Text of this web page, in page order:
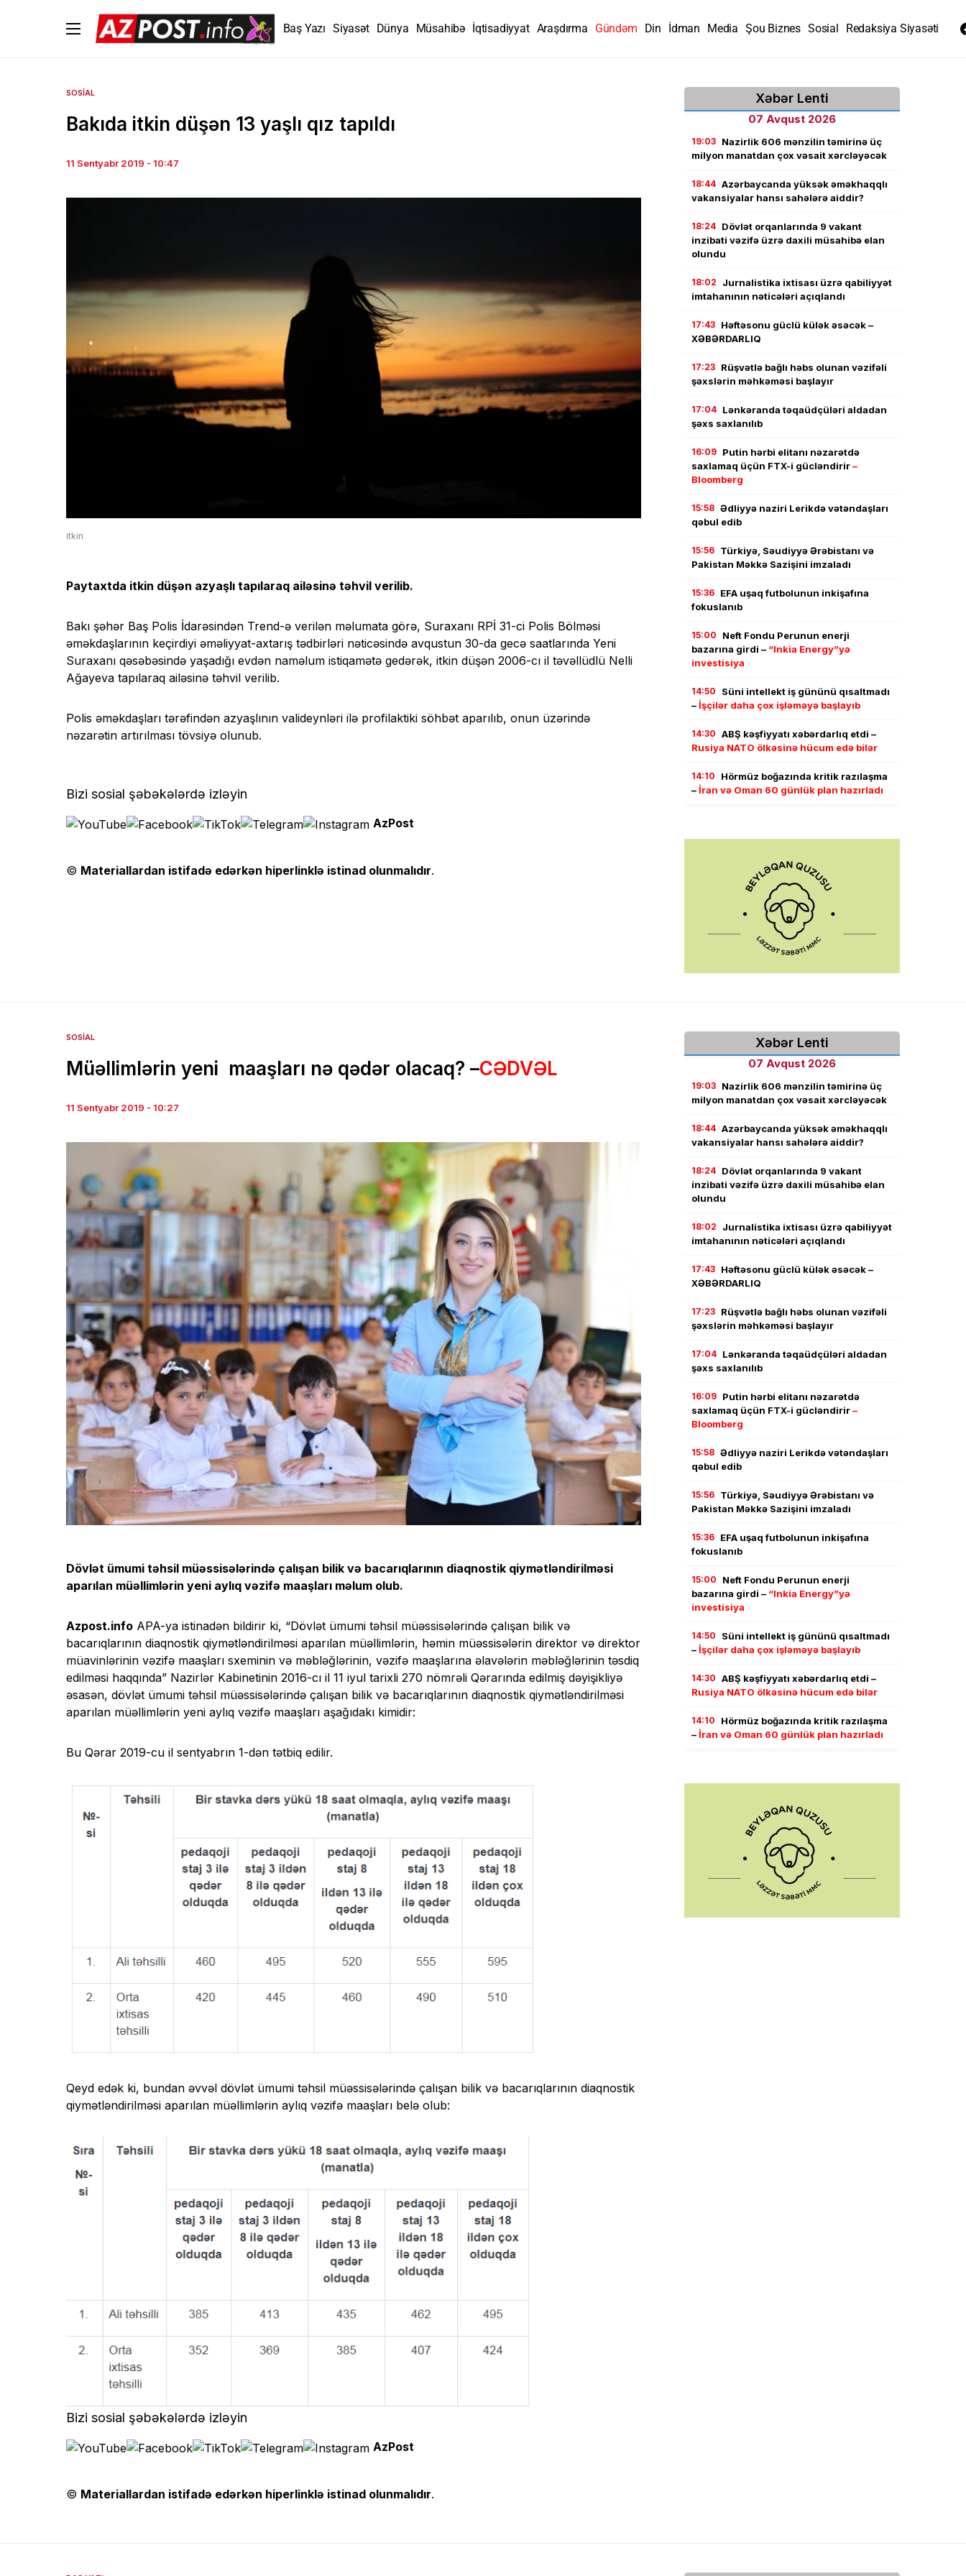
Baş Yazı Siyasət Dünya Müsahibə İqtisadiyyat Araşdırma Gündəm Din İdman Media Şou Biznes Sosial Redaksiya Siyasəti
SOSIAL
Bakıda itkin düşən 13 yaşlı qız tapıldı
11 Sentyabr 2019 - 10:47
itkin
Paytaxtda itkin düşən azyaşlı tapılaraq ailəsinə təhvil verilib.
Bakı şəhər Baş Polis İdarəsindən Trend-ə verilən məlumata görə, Suraxanı RPİ 31-ci Polis Bölməsi
əməkdaşlarının keçirdiyi əməliyyat-axtarış tədbirləri nəticəsində avqustun 30-da gecə saatlarında Yeni
Suraxanı qəsəbəsində yaşadığı evdən naməlum istiqamətə gedərək, itkin düşən 2006-cı il təvəllüdlü Nelli
Ağayeva tapılaraq ailəsinə təhvil verilib.
Polis əməkdaşları tərəfindən azyaşlının valideynləri ilə profilaktiki söhbət aparılıb, onun üzərində
nəzarətin artırılması tövsiyə olunub.
Bizi sosial şəbəkələrdə izləyin
AzPost
© Materiallardan istifadə edərkən hiperlinklə istinad olunmalıdır.
Xəbər Lenti
07 Avqust 2026
19:03 Nazirlik 606 mənzilin təmirinə üç
milyon manatdan çox vəsait xərcləyəcək
18:44 Azərbaycanda yüksək əməkhaqqlı
vakansiyalar hansı sahələrə aiddir?
18:24 Dövlət orqanlarında 9 vakant
inzibati vəzifə üzrə daxili müsahibə elan
olundu
18:02
Jurnalistika ixtisası üzrə qabiliyyət
imtahanının nəticələri açıqlandı
17:43 Həftəsonu güclü külək əsəcək –
XƏBƏRDARLIQ
17:23 Rüşvətlə bağlı həbs olunan vəzifəli
şəxslərin məhkəməsi başlayır
17:04 Lənkəranda təqaüdçüləri aldadan
şəxs saxlanılıb
16:09 Putin hərbi elitanı nəzarətdə
saxlamaq üçün FTX-i gücləndirir–
Bloomberg
15:58 Ədliyyə naziri Lerikdə vətəndaşları
qəbul edib
15:56 Türkiyə, Səudiyyə Ərəbistanı və
Pakistan Məkkə Sazişini imzaladı
15:36 EFA uşaq futbolunun inkişafına
fokuslanıb
15:00
Neft Fondu Perunun enerji
bazarına girdi – “Inkia Energy”yə
investisiya
14:50
Süni intellekt iş gününü qısaltmadı
–İşçilər daha çox işləməyə başlayıb
14:30 ABŞ kəşfiyyatı xəbərdarlıq etdi –
Rusiya NATO ölkəsinə hücum edə bilər
14:10
Hörmüz boğazında kritik razılaşma
–İran və Oman 60 günlük plan hazırladı
SOSIAL
Müəllimlərin yeni maaşları nə qədər olacaq? –CƏDVƏL
11 Sentyabr 2019 - 10:27
Dövlət ümumi təhsil müəssisələrində çalışan bilik və bacarıqlarının diaqnostik qiymətləndirilməsi
aparılan müəllimlərin yeni aylıq vəzifə maaşları məlum olub.
Azpost.info APA-ya istinadən bildirir ki, “Dövlət ümumi təhsil müəssisələrində çalışan bilik və
bacarıqlarının diaqnostik qiymətləndirilməsi aparılan müəllimlərin, həmin müəssisələrin direktor və direktor
müavinlərinin vəzifə maaşları sxeminin və məbləğlərinin, vəzifə maaşlarına əlavələrin məbləğlərinin təsdiq
edilməsi haqqında” Nazirlər Kabinetinin 2016-cı il 11 iyul tarixli 270 nömrəli Qərarında edilmiş dəyişikliyə
əsasən, dövlət ümumi təhsil müəssisələrində çalışan bilik və bacarıqlarının diaqnostik qiymətləndirilməsi
aparılan müəllimlərin yeni aylıq vəzifə maaşları aşağıdakı kimidir:
Bu Qərar 2019-cu il sentyabrın 1-dən tətbiq edilir.
Qeyd edək ki, bundan əvvəl dövlət ümumi təhsil müəssisələrində çalışan bilik və bacarıqlarının diaqnostik
qiymətləndirilməsi aparılan müəllimlərin aylıq vəzifə maaşları belə olub:
Bizi sosial şəbəkələrdə izləyin
AzPost
© Materiallardan istifadə edərkən hiperlinklə istinad olunmalıdır.
Xəbər Lenti
07 Avqust 2026
19:03 Nazirlik 606 mənzilin təmirinə üç
milyon manatdan çox vəsait xərcləyəcək
18:44 Azərbaycanda yüksək əməkhaqqlı
vakansiyalar hansı sahələrə aiddir?
18:24 Dövlət orqanlarında 9 vakant
inzibati vəzifə üzrə daxili müsahibə elan
olundu
18:02
Jurnalistika ixtisası üzrə qabiliyyət
imtahanının nəticələri açıqlandı
17:43 Həftəsonu güclü külək əsəcək –
XƏBƏRDARLIQ
17:23 Rüşvətlə bağlı həbs olunan vəzifəli
şəxslərin məhkəməsi başlayır
17:04 Lənkəranda təqaüdçüləri aldadan
şəxs saxlanılıb
16:09 Putin hərbi elitanı nəzarətdə
saxlamaq üçün FTX-i gücləndirir–
Bloomberg
15:58 Ədliyyə naziri Lerikdə vətəndaşları
qəbul edib
15:56 Türkiyə, Səudiyyə Ərəbistanı və
Pakistan Məkkə Sazişini imzaladı
15:36 EFA uşaq futbolunun inkişafına
fokuslanıb
15:00
Neft Fondu Perunun enerji
bazarına girdi – “Inkia Energy”yə
investisiya
14:50
Süni intellekt iş gününü qısaltmadı
–İşçilər daha çox işləməyə başlayıb
14:30 ABŞ kəşfiyyatı xəbərdarlıq etdi –
Rusiya NATO ölkəsinə hücum edə bilər
14:10
Hörmüz boğazında kritik razılaşma
–İran və Oman 60 günlük plan hazırladı